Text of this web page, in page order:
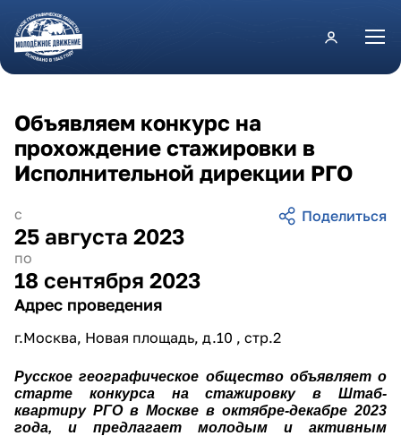
Перейти к основному содержанию
с
25 августа 2023
по
18 сентября 2023
Адрес проведения
г.Москва, Новая площадь, д.10 , стр.2
Объявляем конкурс на
прохождение стажировки в
Исполнительной дирекции РГО
Русское географическое общество объявляет о
старте конкурса на стажировку в Штаб-
квартиру РГО в Москве в октябре-декабре 2023
года, и предлагает молодым и активным